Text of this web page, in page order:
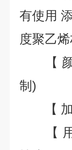
有使用
度聚乙
【 颜
制)
【 加
【 用